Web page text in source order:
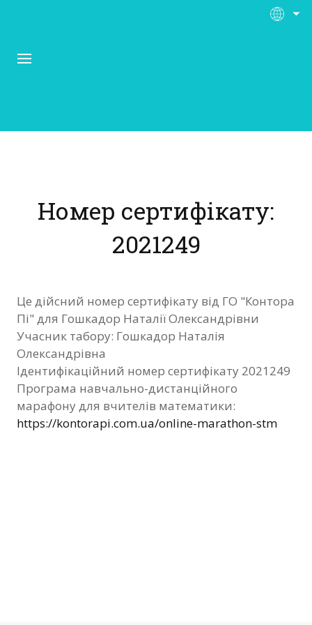
Матеріали
Нас підтримують
Фотозвіт
Видані сертифікати
Контакти
Номер сертифікату:
2021249
Це дійсний номер сертифікату від ГО "Контора
Пі" для Гошкадор Наталії Олександрівни
Учасник табору: Гошкадор Наталія
Олександрівна
Ідентифікаційний номер сертифікату 2021249
Програма навчально-дистанційного
марафону для вчителів математики:
https://kontorapi.com.ua/online-marathon-stm